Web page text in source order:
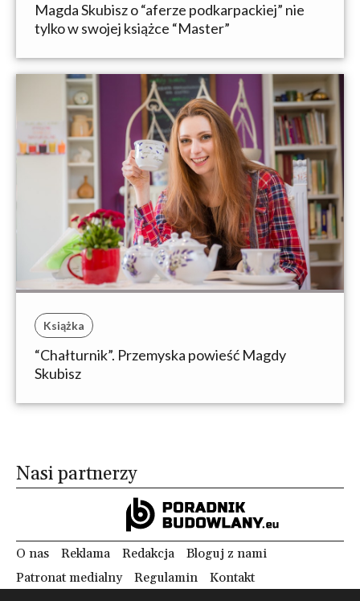
Magda Skubisz o “aferze podkarpackiej” nie
tylko w swojej książce “Master”
Książka
“Chałturnik”. Przemyska powieść Magdy
Skubisz
Nasi partnerzy
O nas Reklama Redakcja
Bloguj z nami
Patronat medialny
Regulamin Kontakt